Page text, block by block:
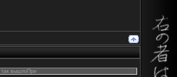
так вышлоПри